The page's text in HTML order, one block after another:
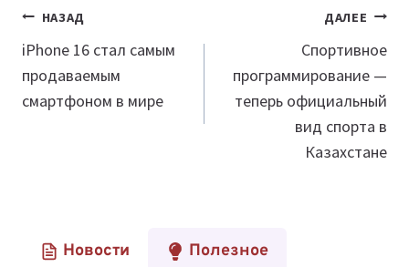
Навигация
по
записям
НАЗАД
iPhone 16 стал самым
продаваемым
смартфоном в мире
ДАЛЕЕ
Спортивное
программирование —
теперь официальный
вид спорта в
Казахстане
Новости Полезное